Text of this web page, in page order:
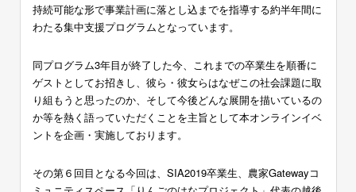
持続可能な形で事業計画に落とし込までを指導する約半年間に
わたる集中支援プログラムとなっています。
同プログラム3年目が終了した今、これまでの卒業生を順番に
ゲストとしてお招きし、彼ら・彼女らはなぜこの社会課題に取
り組もうと思ったのか、そして今後どんな展開を描いているの
か等を熱く語っていただくことを主旨として本オンラインイベ
ントを企画・実施しております。
その第６回目となる今回は、SIA2019卒業生、農家Gatewayコ